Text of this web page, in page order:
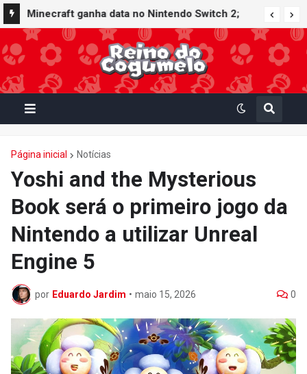
Minecraft ganha data no Nintendo Switch 2;
Super Mario Mash-Up receberá atualização
gráfica exclusiva
Página inicial Notícias
Yoshi and the Mysterious
Book será o primeiro jogo da
Nintendo a utilizar Unreal
Engine 5
por Eduardo Jardim • maio 15, 2026 0